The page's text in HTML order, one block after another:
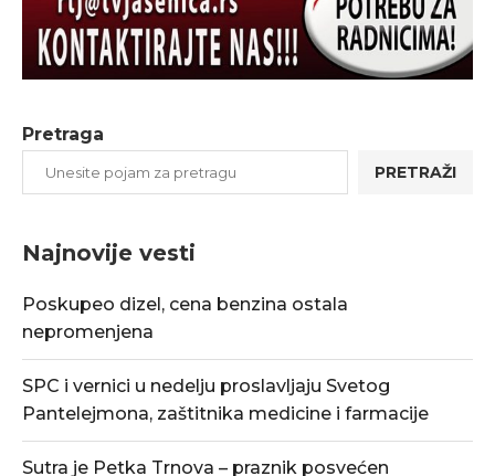
Pretraga
PRETRAŽI
Najnovije vesti
Poskupeo dizel, cena benzina ostala
nepromenjena
SPC i vernici u nedelju proslavljaju Svetog
Pantelejmona, zaštitnika medicine i farmacije
Sutra je Petka Trnova – praznik posvećen